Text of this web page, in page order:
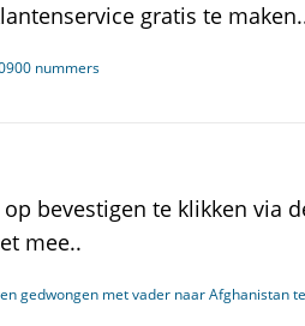
gratis te
nummers
bevestigen te klikken via
mee..
gedwongen met vader naar Afghanistan